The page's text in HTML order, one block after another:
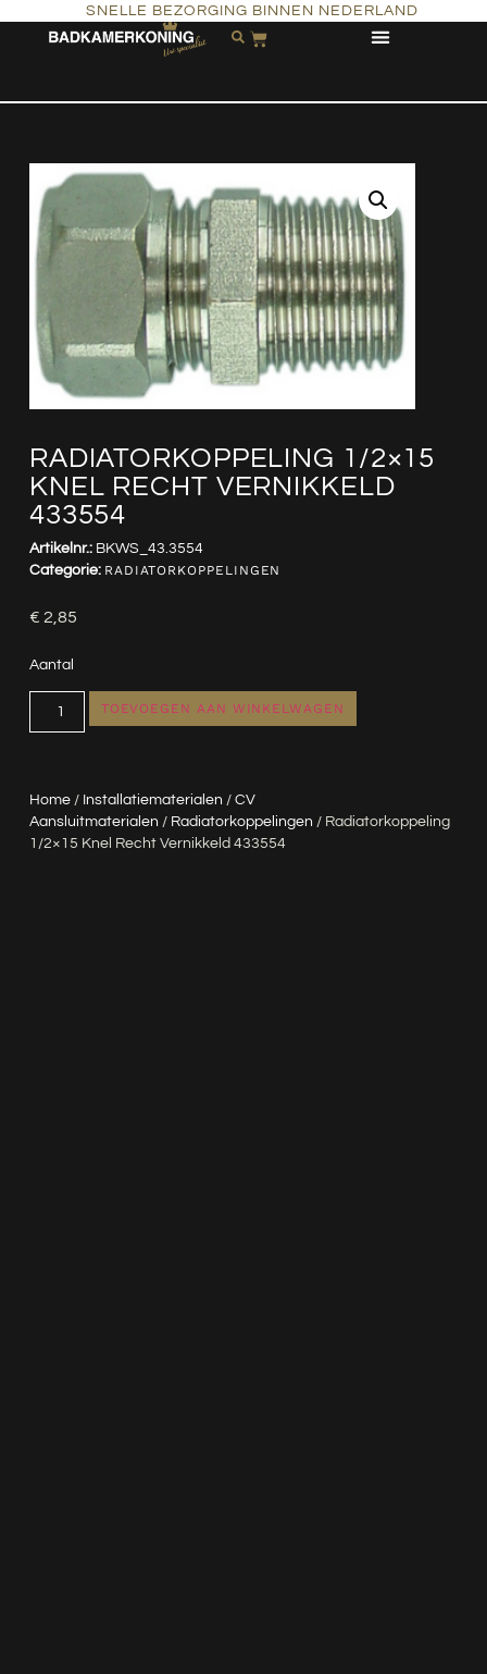
SNELLE BEZORGING BINNEN NEDERLAND
RADIATORKOPPELING 1/2×15
KNEL RECHT VERNIKKELD
433554
Home/ Installatiematerialen / CV
Aansluitmaterialen / Radiatorkoppelingen / Radiatorkoppeling
1/2×15 Knel Recht Vernikkeld 433554
Artikelnr.: BKWS_43.3554
Categorie: RADIATORKOPPELINGEN
€ 2,85
Aantal
TOEVOEGEN AAN WINKELWAGEN